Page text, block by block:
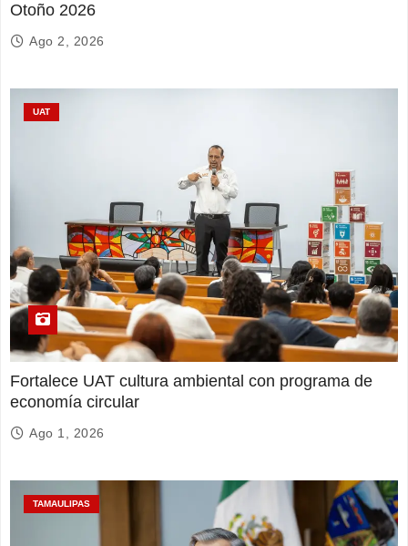
Otoño 2026
Ago 2, 2026
UAT
Fortalece UAT cultura ambiental con programa de
economía circular
Ago 1, 2026
TAMAULIPAS